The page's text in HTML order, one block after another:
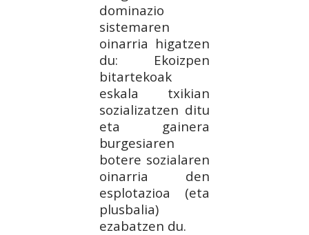
dominazio
sistemaren
oinarria higatzen
du: Ekoizpen
bitartekoak
eskala txikian
sozializatzen ditu
eta gainera
burgesiaren
botere sozialaren
oinarria den
esplotazioa (eta
plusbalia)
ezabatzen du.